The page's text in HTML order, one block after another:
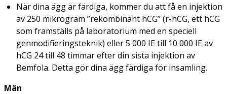
När dina ägg är färdiga, kommer du att få en injektion
av 250 mikrogram ”rekombinant hCG” (r-hCG, ett hCG
som framställs på laboratorium med en speciell
genmodifieringsteknik) eller 5 000 IE till 10 000 IE av
hCG 24 till 48 timmar efter din sista injektion av
Bemfola. Detta gör dina ägg färdiga för insamling.
Män